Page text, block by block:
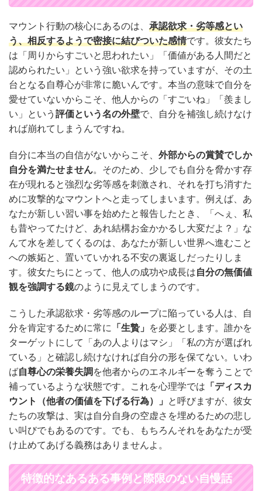
マウント行動の核心にあるのは、 承認欲求・劣等感とい
う、相反するようで密接に結びついた感情です。彼女たち
は「周りからすごいと思われたい」「価値がある人間だと
認められたい」という強い欲求を持っていますが、その土
台となる自尊心が非常に脆いんです。本当の意味で自分を
愛せていないからこそ、他人からの「すごいね」「羨まし
い」という 評価という名の外壁で、自分を補強し続けなけ
れば崩れてしまうんですね。
自分に本当の自信がないからこそ、 外部からの賞賛でしか
自分を満たせません。そのため、少しでも自分を脅かす存
在が現れると強烈な劣等感を刺激され、それを打ち消すた
めに攻撃的なマウントへと走ってしまいます。例えば、あ
なたが新しい習い事を始めたと報告したとき、「へぇ、私
も昔やってたけど、あれ結構お金かかるし大変だよ？」な
んて水を差してくるのは、あなたが新しい世界へ進むこと
への嫉妬と、置いていかれる不安の裏返しだったりしま
す。彼女たちにとって、他人の成功や成長は自分の無価値
観を強調する鏡のように見えてしまうのです。
こうした承認欲求・劣等感のループに陥っている人は、自
分を肯定するために常に 「生贄」 を必要とします。誰かを
ターゲットにして「あの人よりはマシ」「私の方が選ばれ
ている」と確認し続けなければ自分の形を保てない。いわ
ば自尊心の栄養失調を他者からのエネルギーを奪うことで
補っているような状態です。これを心理学では 「ディスカ
ウント（他者の価値を下げる行為）」 と呼びますが、彼女
たちの攻撃は、実は自分自身の空虚さを埋めるための悲し
い叫びでもあるのです。でも、もちろんそれをあなたが受
け止めてあげる義務はありませんよ。
特徴的なあるある事例と際限のない自慢話